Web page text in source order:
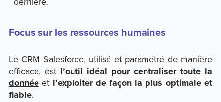
Focus sur les ressources humaines
Le CRM Salesforce, utilisé et paramétré de manière
efficace, estl’outil idéal pour centraliser toute la
donnéeet l’exploiter de façon la plus optimale et
fiable.